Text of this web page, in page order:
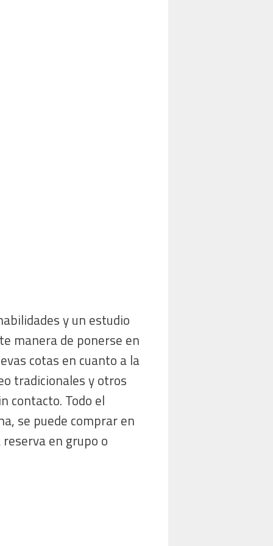
y un estudio
manera de ponerse en
cotas en cuanto a la
tradicionales y otros
contacto. Todo el
se puede comprar en
en grupo o